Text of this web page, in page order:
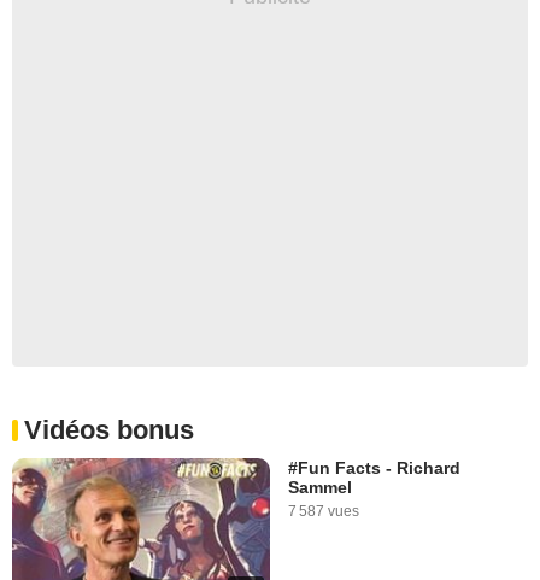
Vidéos bonus
#Fun Facts - Richard
Sammel
7 587 vues